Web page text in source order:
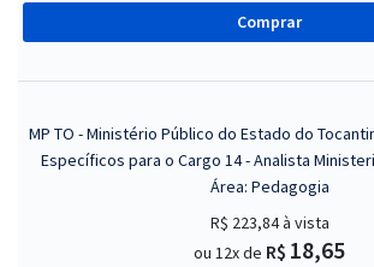
Comprar
MP TO - Ministério Público do Estado do
Específicos para o Cargo 14 - Analista
Área: Pedagogia
R$ 223,84à vista
ou 12x de R$ 18,65